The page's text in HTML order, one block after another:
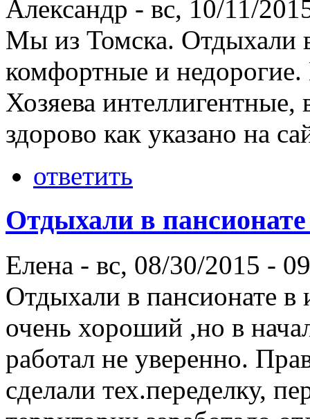
Александр - вс, 10/11/
Мы из Томска. Отдыхали
комфортные и
Хозяева интеллигентные,
здорово как указано на
ответить
Отдыхали в
Елена - вс, 08/30/2015 -
Отдыхали в пансионате
очень хороший ,но в
работал не уверенно.
сделали тех.переделку,